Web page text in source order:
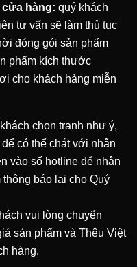
cửa hàng: quý khách
tư vấn sẽ làm thủ tục
đóng gói sản phẩm
phẩm kích thước
cho khách hàng miễn
chọn tranh như ý,
có thể chát với nhân
vào số hotline để nhân
báo lại cho Quý
vui lòng chuyển
sản phẩm và Thêu Việt
hàng.